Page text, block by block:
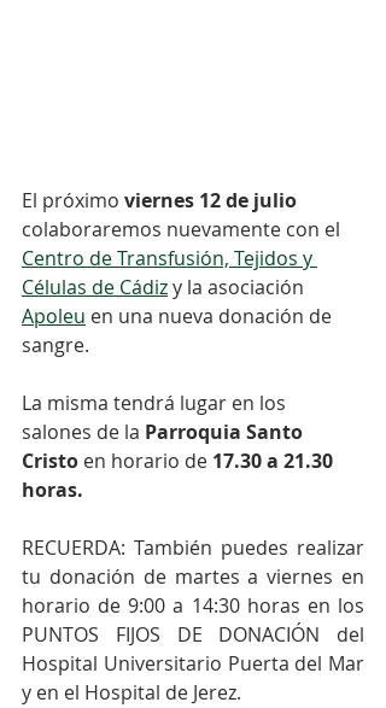
El próximo viernes 12 de julio
colaboraremos nuevamente con el
Centro de Transfusión, Tejidos y
Células de Cádiz y la asociación
Apoleu en una nueva donación de
sangre.⠀⠀
La misma tendrá lugar en los
salones de la Parroquia Santo
Cristo en horario de 17.30 a 21.30
horas.
RECUERDA: También puedes realizar
tu donación de martes a viernes en
horario de 9:00 a 14:30 horas en los
PUNTOS FIJOS DE DONACIÓN del
Hospital Universitario Puerta del Mar
y en el Hospital de Jerez.